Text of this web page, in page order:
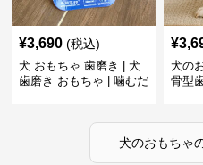
¥3,690 (税込)
犬 おもちゃ 歯磨き | 犬
歯磨き おもちゃ | 噛むだ
¥
犬の
骨型
犬のおもちゃ